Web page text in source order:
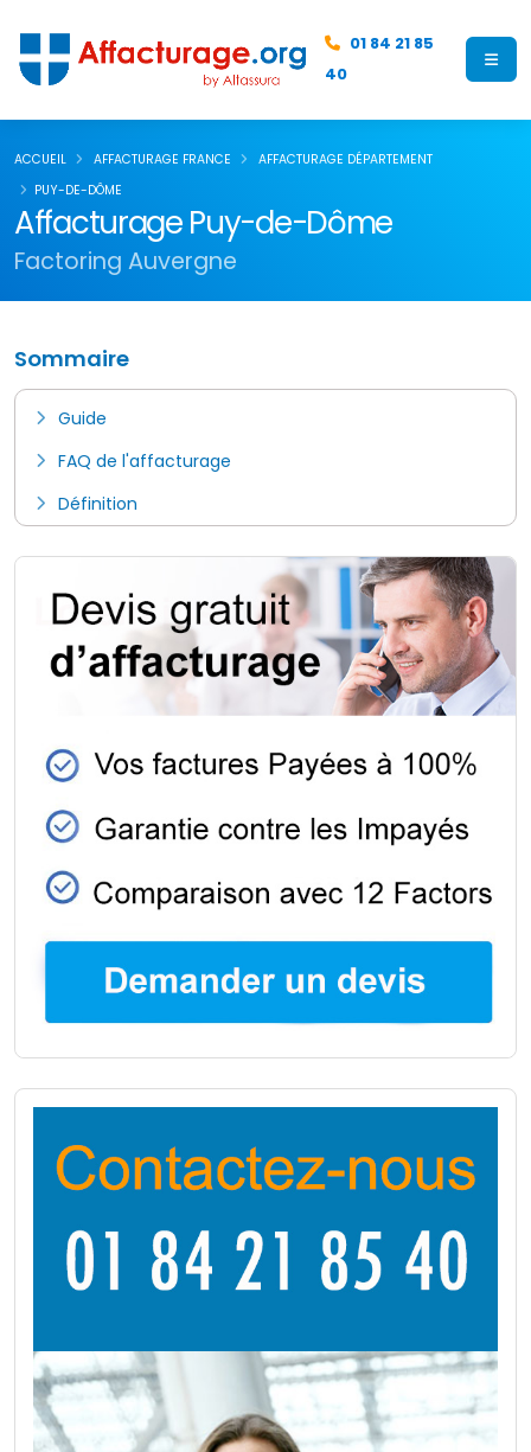
01 84 21 85
40
Affacturage Puy-de-Dôme
Factoring Auvergne
ACCUEIL AFFACTURAGE FRANCE
AFFACTURAGE DÉPARTEMENT
PUY-DE-DÔME
Sommaire
Guide
FAQ de l'affacturage
Définition